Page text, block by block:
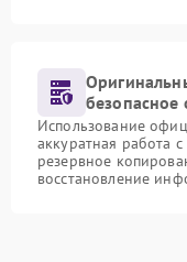
Использование
аккуратная работа
резервное
восстановление